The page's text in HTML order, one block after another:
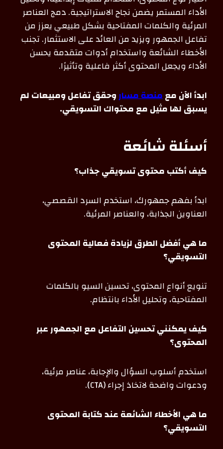
الأداء المستمر يضمن نجاح الاستراتيجية. دمج العناصر
المرئية والكلمات المفتاحية بشكل طبيعي يعزز من
تفاعل الجمهور ويزيد من العائد على الاستثمار. تجنب
الأخطاء الشائعة واستخدام أدوات متقدمة يحسن
الأداء ويجعل المحتوى أكثر فاعلية وتأثيرًا.
ابدأ الآن معمنصة مساروحقق تفاعل ومبيعات لم
يسبق لها مثيل مع محتواك التسويقي.
أسئلة شائعة
كيف أكتب محتوى تسويقي جذاب؟
ابدأ بفهم جمهورك، استخدم السرد القصصي،
العناوين الجذابة، والعناصر المرئية.
ما هي أفضل الطرق لزيادة فعالية المحتوى
التسويقي؟
تنويع أنواع المحتوى، تحسين السيو بالكلمات
المفتاحية، وتحليل الأداء بانتظام.
كيف يمكنني تحسين التفاعل مع الجمهور عبر
المحتوى؟
استخدم أسلوب السؤال والإجابة، عناصر مرئية،
ودعوات واضحة لاتخاذ إجراء (CTA).
ما هي الأخطاء الشائعة عند كتابة المحتوى
التسويقي؟